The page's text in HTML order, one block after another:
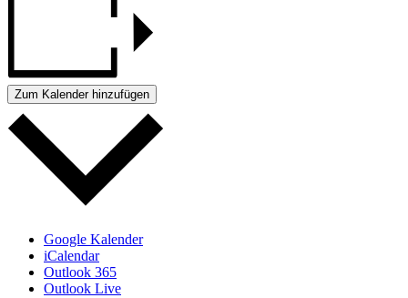
Zum Kalender hinzufügen
Google Kalender
iCalendar
Outlook 365
Outlook Live